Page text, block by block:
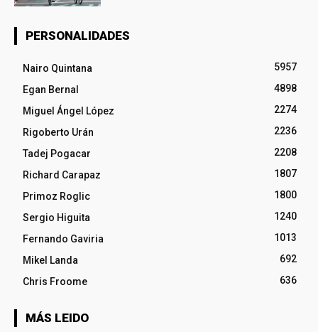
PERSONALIDADES
Nairo Quintana
5957
Egan Bernal
4898
Miguel Ángel López
2274
Rigoberto Urán
2236
Tadej Pogacar
2208
Richard Carapaz
1807
Primoz Roglic
1800
Sergio Higuita
1240
Fernando Gaviria
1013
Mikel Landa
692
Chris Froome
636
MÁS LEIDO